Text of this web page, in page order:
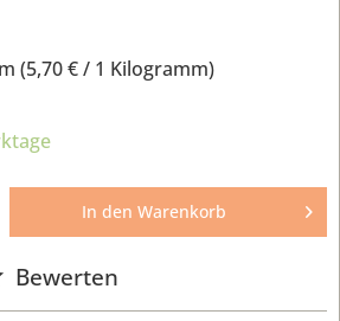
(5,70 €/ 1 Kilogramm)
In den Warenkorb
Bewerten